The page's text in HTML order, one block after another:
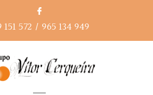
151 572 / 965 134 949